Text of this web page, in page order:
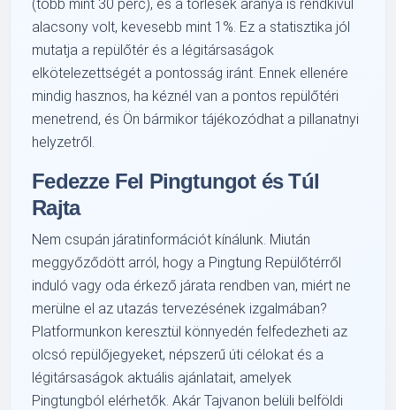
(több mint 30 perc), és a törlések aránya is rendkívül
alacsony volt, kevesebb mint 1%. Ez a statisztika jól
mutatja a repülőtér és a légitársaságok
elkötelezettségét a pontosság iránt. Ennek ellenére
mindig hasznos, ha kéznél van a pontos repülőtéri
menetrend, és Ön bármikor tájékozódhat a pillanatnyi
helyzetről.
Fedezze Fel Pingtungot és Túl
Rajta
Nem csupán járatinformációt kínálunk. Miután
meggyőződött arról, hogy a Pingtung Repülőtérről
induló vagy oda érkező járata rendben van, miért ne
merülne el az utazás tervezésének izgalmában?
Platformunkon keresztül könnyedén felfedezheti az
olcsó repülőjegyeket, népszerű úti célokat és a
légitársaságok aktuális ajánlatait, amelyek
Pingtungból elérhetők. Akár Tajvanon belüli belföldi